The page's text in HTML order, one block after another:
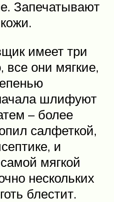
Запечатывают
имеет три
все они мягкие,
шлифуют
– более
салфеткой,
и
мягкой
нескольких
блестит.